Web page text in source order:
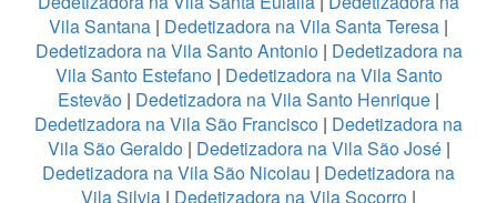
Vila Santana | Dedetizadora na Vila Santa Teresa |
Dedetizadora na Vila Santo Antonio| Dedetizadora na
Vila Santo Estefano| Dedetizadora na Vila Santo
Estevão | Dedetizadora na Vila Santo Henrique |
Dedetizadora na Vila São Francisco | Dedetizadora na
Vila São Geraldo| Dedetizadora na Vila São José|
Dedetizadora na Vila São Nicolau | Dedetizadora na
Vila Silvia | Dedetizadora na Vila Socorro |